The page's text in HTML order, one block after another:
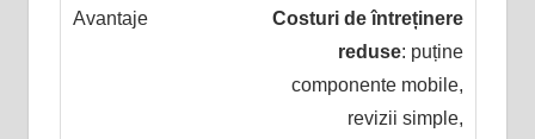
Costuri de întreținere
reduse: puține
componente mobile,
revizii simple,